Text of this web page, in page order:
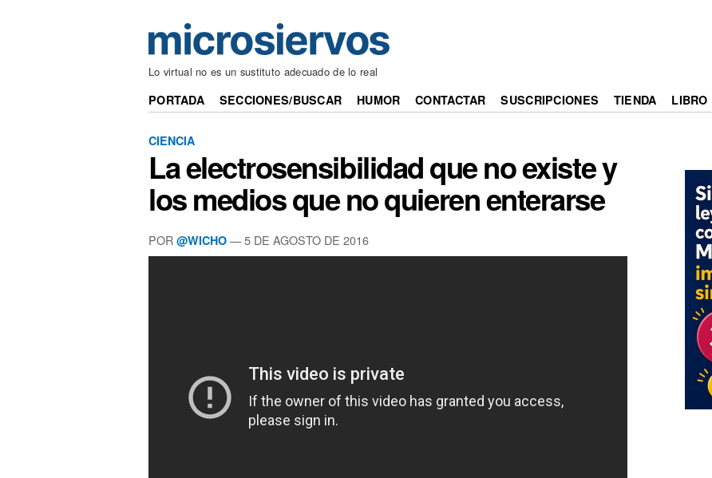
Lo virtual no es un sustituto adecuado de lo real
PORTADA SECCIONES/BUSCAR HUMOR CONTACTAR SUSCRIPCIONES TIENDA LIBRO
CIENCIA
La electrosensibilidad que no existe y
los medios que no quieren enterarse
POR @WICHO — 5 DE AGOSTO DE 2016